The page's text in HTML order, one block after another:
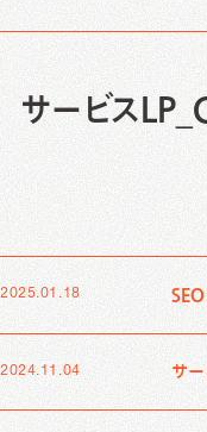
Digital
Local
資料請求
Digital
Creative
Local
サービス
2025.01.18
2024.11.04 サ